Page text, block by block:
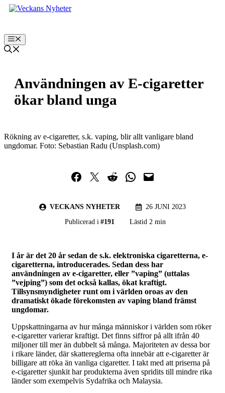
Hoppa
Meny
Användningen av E-cigaretter
ökar bland unga
Rökning av e-cigaretter, s.k. vaping, blir allt vanligare bland
ungdomar. Foto: Sebastian Radu (Unsplash.com)
Dela på Facebook
Dela på TwitterDela på RedditDela i WhatsApp
Maila en länk
VECKANS NYHETER
26 JUNI 2023
Publicerad i #191 Lästid 2 min
I år är det 20 år sedan de s.k. elektroniska cigaretterna, e-
cigaretterna, introducerades. Sedan dess har
användningen av e-cigaretter, eller ”vaping” (uttalas
”vejping”) som det också kallas, ökat kraftigt.
Tillsynsmyndigheter runt om i världen oroas av den
dramatiskt ökade förekomsten av vaping bland främst
ungdomar.
Uppskattningarna av hur många människor i världen som röker
e-cigaretter varierar kraftigt. Det finns siffror på allt ifrån 40
miljoner till mer än dubbelt så många. Majoriteten av dessa bor
i rikare länder, där skattereglerna ofta innebär att e-cigaretter är
billigare att röka än vanliga cigaretter. I takt med att priserna på
e-cigaretter sjunkit har produkterna även spridits till mindre rika
länder som exempelvis Sydafrika och Malaysia.